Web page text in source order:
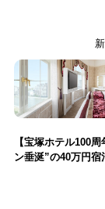
【宝塚ホテル100
ン垂涎”の40万円宿